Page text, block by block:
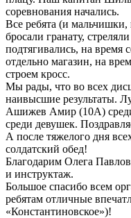
соревнования начались.
Все ребята (и
бросали гранату,
подтягивались, на время
отдельно магазин, на
строем кросс.
Мы рады, что во всех
наивысшие результаты.
Ашижев Амир (10А)
среди девушек.
А после тяжелого дня
солдатский обед!
Благодарим Олега
и инструктаж.
Большое спасибо всем
ребятам отличные
«Константиновское»)!